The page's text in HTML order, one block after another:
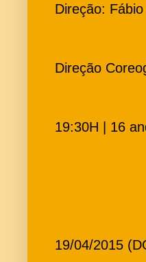
Direção:
Direção
19:30H | 16
19/04/2015